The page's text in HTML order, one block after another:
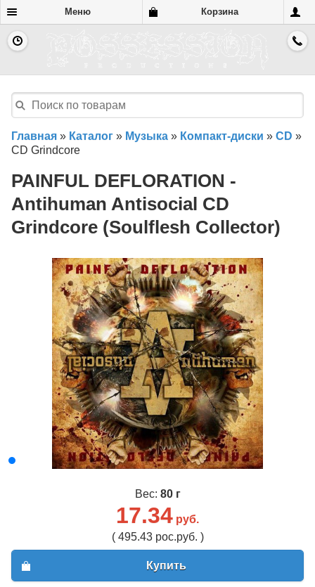
Меню Корзина
Главная » Каталог » Музыка » Компакт-диски » CD »
CD Grindcore
PAINFUL DEFLORATION -
Antihuman Antisocial CD
Grindcore (Soulflesh Collector)
Вес: 80 г
17.34 руб.
( 495.43 рос.руб. )
Купить